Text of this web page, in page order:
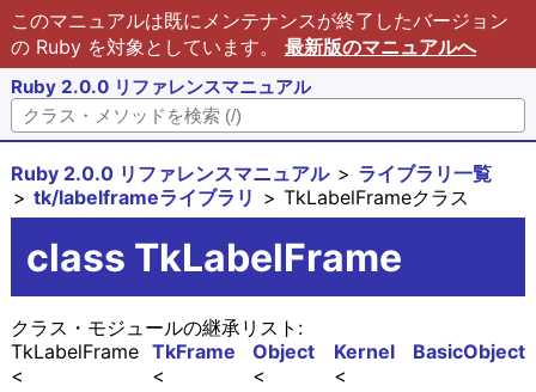
このマニュアルは既にメンテナンスが終了したバージョン
の Ruby を対象としています。 最新版のマニュアルへ
Ruby 2.0.0 リファレンスマニュアル
Ruby 2.0.0 リファレンスマニュアル
ライブラリ一覧
tk/labelframeライブラリ
TkLabelFrameクラス
class TkLabelFrame
クラス・モジュールの継承リスト:
BasicObject
Kernel
Object
TkFrame
TkLabelFrame